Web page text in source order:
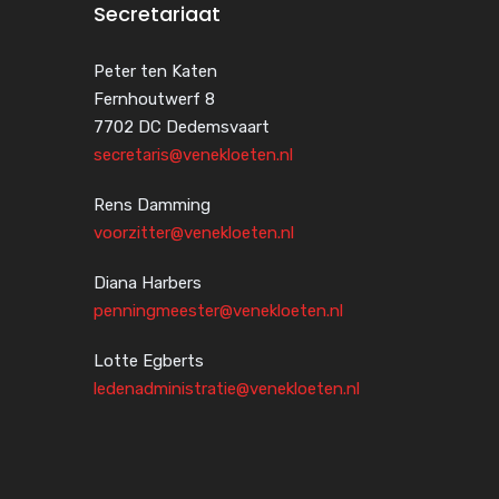
Secretariaat
Peter ten Katen
Fernhoutwerf 8
7702 DC Dedemsvaart
secretaris@venekloeten.nl
Rens Damming
voorzitter@venekloeten.nl
Diana Harbers
penningmeester@venekloeten.nl
Lotte Egberts
ledenadministratie@venekloeten.nl